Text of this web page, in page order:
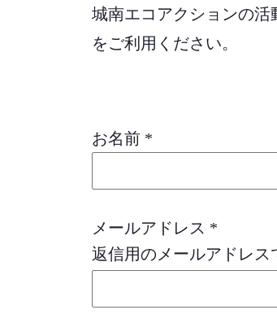
城南エコアクションの
をご利用ください。
お名前 *
メールアドレス *
返信用のメールアドレス